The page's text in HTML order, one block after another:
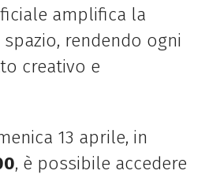
amplifica la
rendendo ogni
creativo e
13 aprile, in
, è possibile accedere